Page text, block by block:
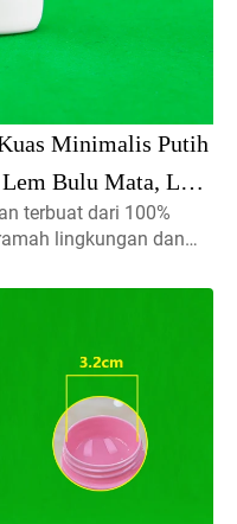
Minimalis Putih
Bulu Mata, Lem
Kosmetik
terbuat dari 100%
lingkungan dan
khususTutup semprot,